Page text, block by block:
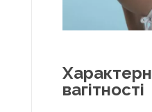
вагітності